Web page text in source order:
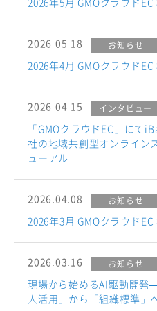
2026.05.18 お知らせ
2026年4月 GMOクラウド
2026.04.15 インタビュー
「GMOクラウドEC」にて
社の地域共創型オンライン
ューアル
2026.04.08 お知らせ
2026年3月 GMOクラウド
2026.03.16 お知らせ
現場から始めるAI駆動開発
人活用」から「組織標準」